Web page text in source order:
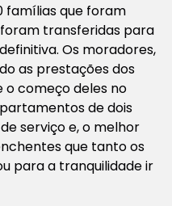
famílias que foram
transferidas para
Os moradores,
as prestações dos
começo deles no
de dois
serviço e, o melhor
que tanto os
para a tranquilidade ir